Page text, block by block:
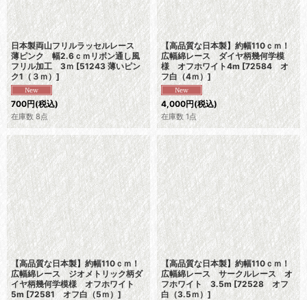
日本製両山フリルラッセルレース
薄ピンク 幅2.6ｃｍリボン通し風
フリル加工 3ｍ [51243 薄いピン
ク1（３ｍ）]
700円(税込)
在庫数 8点
【高品質な日本製】約幅110ｃｍ！
広幅綿レース ダイヤ柄幾何学模
様 オフホワイト4m [72584 オ
フ白（4ｍ）]
4,000円(税込)
在庫数 1点
【高品質な日本製】約幅110ｃｍ！
広幅綿レース ジオメトリック柄ダ
イヤ柄幾何学模様 オフホワイト
5m [72581 オフ白（5ｍ）]
【高品質な日本製】約幅110ｃｍ！
広幅綿レース サークルレース オ
フホワイト 3.5m [72528 オフ
白（3.5ｍ）]